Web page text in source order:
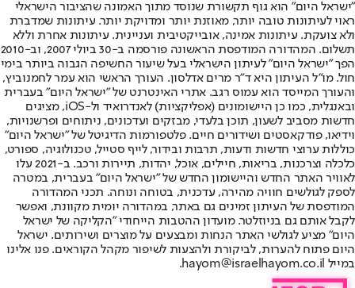
"ישראל היום" הוא גוף תקשורת שנוסד מתוך האמונה שהציבור הישראלי
ראוי לעיתונות טובה יותר, מאוזנת יותר ומדויקת יותר. עיתונות שמדברת
ולא צועקת. עיתונות אמינה, אובייקטיבית ועניינית. עיתונות אחרת וללא
תשלום. המהדורה המודפסת הראשונה פורסמה ב-30 ביולי 2007, וב-2010
הפך "ישראל היום" לעיתון הישראלי בעל שיעור החשיפה הגבוה ביותר בימי
חול. מו"ל העיתון היא ד"ר מרים אדלסון. העורך הראשי הוא עמר לחמנוביץ,
והעורך המייסד הוא עמוס רגב. אתרי האינטרנט של "ישראל היום" בעברית
ובאנגלית, כמו כן היישומונים (אפליקציות) לאנדרואיד ול-iOS, מציגים
חדשות מסביב לשעון, תוכן בלעדי, מבזקים ועדכונים, ניתוחים ופרשנויות,
וידיאו, פודקאסטים ושידורים חיים. פלטפורמות הדיגיטל של "ישראל היום"
כוללות ערוצי חדשות ודעות, תרבות ובידור, לייף סטייל, טכנולוגיה, ספורט,
כלכלה וצרכנות, בריאות, חיילים, אוכל, יהדות, תיירות ורכב. ב-2021 עלו
לאוויר האתר החדש והיישומון החדש של "ישראל היום" בעברית, במטרה
לספק לגולשים חוויה מהירה, עדכנית, בטוחה ונוחה. תכני המהדורה
המודפסת של העיתון זמינים גם באתר, במהדורה יומית מקוונת, ואפשר
לקבל אותם גם בניוזלטר. מועדון ההטבות הייחודי "הקליקה של ישראל
היום" מציע לגולשי האתר הנחות ומבצעים על מוצרים ושירותים. ישראל
היום פתוח להערות, לביקורת ולהצעות לשיפור מקהל הקוראים. פנו אלינו
במייל hayom@israelhayom.co.il.